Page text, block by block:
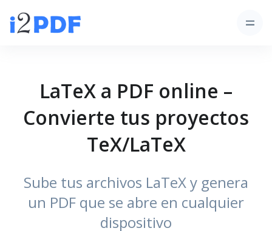
LaTeX a PDF online –
Convierte tus proyectos
TeX/LaTeX
Sube tus archivos LaTeX y genera
un PDF que se abre en cualquier
dispositivo